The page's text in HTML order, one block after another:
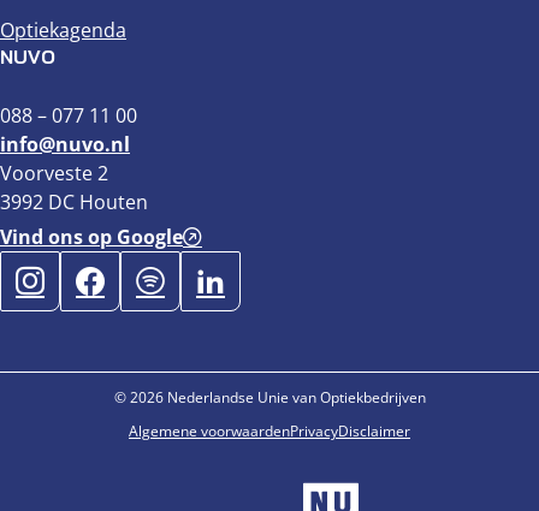
Optiekagenda
NUVO
088 – 077 11 00
info@nuvo.nl
Voorveste 2
3992 DC Houten
Vind ons op Google
© 2026 Nederlandse Unie van Optiekbedrijven
Algemene voorwaardenPrivacyDisclaimer